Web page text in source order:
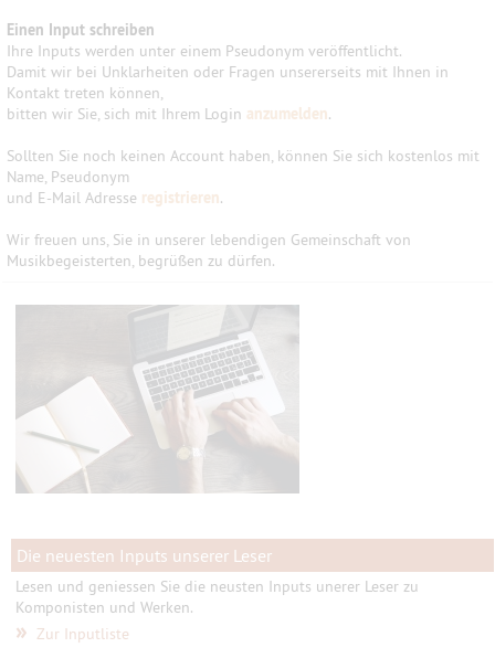
Einen Input schreiben
Ihre Inputs werden unter einem Pseudonym veröffentlicht.
Damit wir bei Unklarheiten oder Fragen unsererseits mit Ihnen in
Kontakt treten können,
bitten wir Sie, sich mit Ihrem Login anzumelden.
Sollten Sie noch keinen Account haben, können Sie sich kostenlos mit
Name, Pseudonym
und E-Mail Adresse registrieren.
Wir freuen uns, Sie in unserer lebendigen Gemeinschaft von
Musikbegeisterten, begrüßen zu dürfen.
Die neuesten Inputs unserer Leser
Lesen und geniessen Sie die neusten Inputs unerer Leser zu
Komponisten und Werken.
» Zur Inputliste